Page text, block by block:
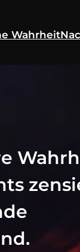
Wahrheit